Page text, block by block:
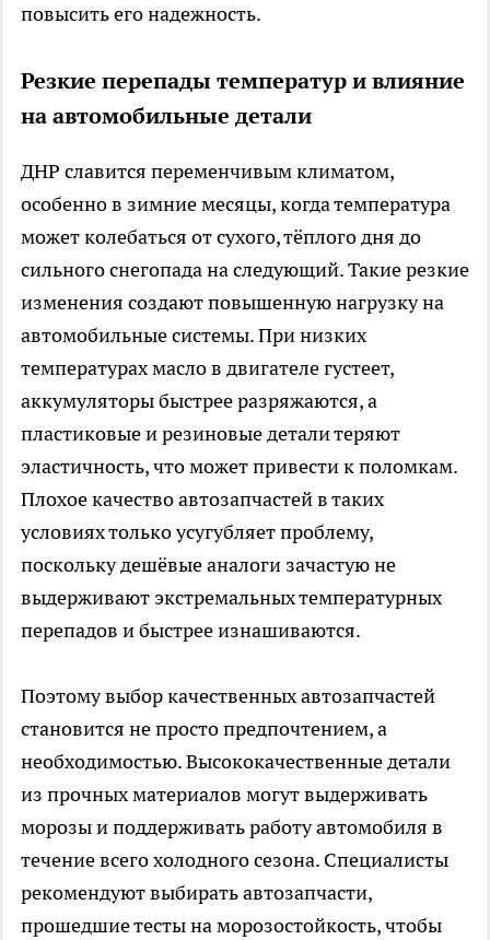
повысить его надежность.
Резкие перепады температур и влияние
на автомобильные детали
ДНР славится переменчивым климатом,
особенно в зимние месяцы, когда температура
может колебаться от сухого, тёплого дня до
сильного снегопада на следующий. Такие резкие
изменения создают повышенную нагрузку на
автомобильные системы. При низких
температурах масло в двигателе густеет,
аккумуляторы быстрее разряжаются, а
пластиковые и резиновые детали теряют
эластичность, что может привести к поломкам.
Плохое качество автозапчастей в таких
условиях только усугубляет проблему,
поскольку дешёвые аналоги зачастую не
выдерживают экстремальных температурных
перепадов и быстрее изнашиваются.
Поэтому выбор качественных автозапчастей
становится не просто предпочтением, а
необходимостью. Высококачественные детали
из прочных материалов могут выдерживать
морозы и поддерживать работу автомобиля в
течение всего холодного сезона. Специалисты
рекомендуют выбиратьавтозапчасти,
прошедшие тесты на морозостойкость, чтобы